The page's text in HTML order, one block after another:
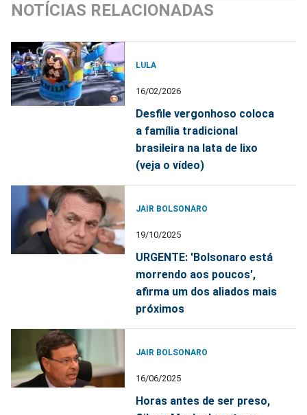
NOTÍCIAS RELACIONADAS
LULA
16/02/2026
Desfile vergonhoso coloca
a família tradicional
brasileira na lata de lixo
(veja o vídeo)
JAIR BOLSONARO
19/10/2025
URGENTE: 'Bolsonaro está
morrendo aos poucos',
afirma um dos aliados mais
próximos
JAIR BOLSONARO
16/06/2025
Horas antes de ser preso,